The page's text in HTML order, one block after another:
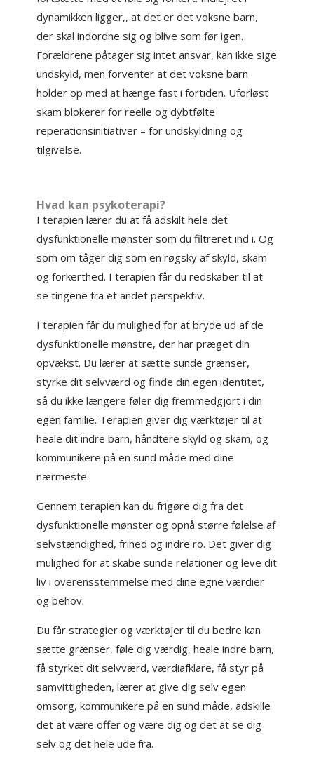
dynamikken ligger,, at det er det voksne barn,
der skal indordne sig og blive som før igen.
Forældrene påtager sig intet ansvar, kan ikke sige
undskyld, men forventer at det voksne barn
holder op med at hænge fast i fortiden. Uforløst
skam blokerer for reelle og dybtfølte
reperationsinitiativer – for undskyldning og
tilgivelse.
Hvad kan psykoterapi?
I terapien lærer du at få adskilt hele det
dysfunktionelle mønster som du filtreret ind i. Og
som om tåger dig som en røgsky af skyld, skam
og forkerthed. I terapien får du redskaber til at
se tingene fra et andet perspektiv.
I terapien får du mulighed for at bryde ud af de
dysfunktionelle mønstre, der har præget din
opvækst. Du lærer at sætte sunde grænser,
styrke dit selvværd og finde din egen identitet,
så du ikke længere føler dig fremmedgjort i din
egen familie. Terapien giver dig værktøjer til at
heale dit indre barn, håndtere skyld og skam, og
kommunikere på en sund måde med dine
nærmeste.
Gennem terapien kan du frigøre dig fra det
dysfunktionelle mønster og opnå større følelse af
selvstændighed, frihed og indre ro. Det giver dig
mulighed for at skabe sunde relationer og leve dit
liv i overensstemmelse med dine egne værdier
og behov.
Du får strategier og værktøjer til du bedre kan
sætte grænser, føle dig værdig, heale indre barn,
få styrket dit selvværd, værdiafklare, få styr på
samvittigheden, lærer at give dig selv egen
omsorg, kommunikere på en sund måde, adskille
det at være offer og være dig og det at se dig
selv og det hele ude fra.